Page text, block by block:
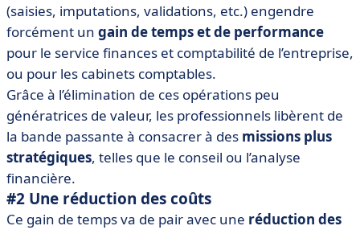
(saisies, imputations, validations, etc.) engendre
forcément un gain de temps et de performance
pour le service finances et comptabilité de l’entreprise,
ou pour les cabinets comptables.
Grâce à l’élimination de ces opérations peu
génératrices de valeur, les professionnels libèrent de
la bande passante à consacrer à des missions plus
stratégiques, telles que le conseil ou l’analyse
financière.
#2 Une réduction des coûts
Ce gain de temps va de pair avec une réduction des